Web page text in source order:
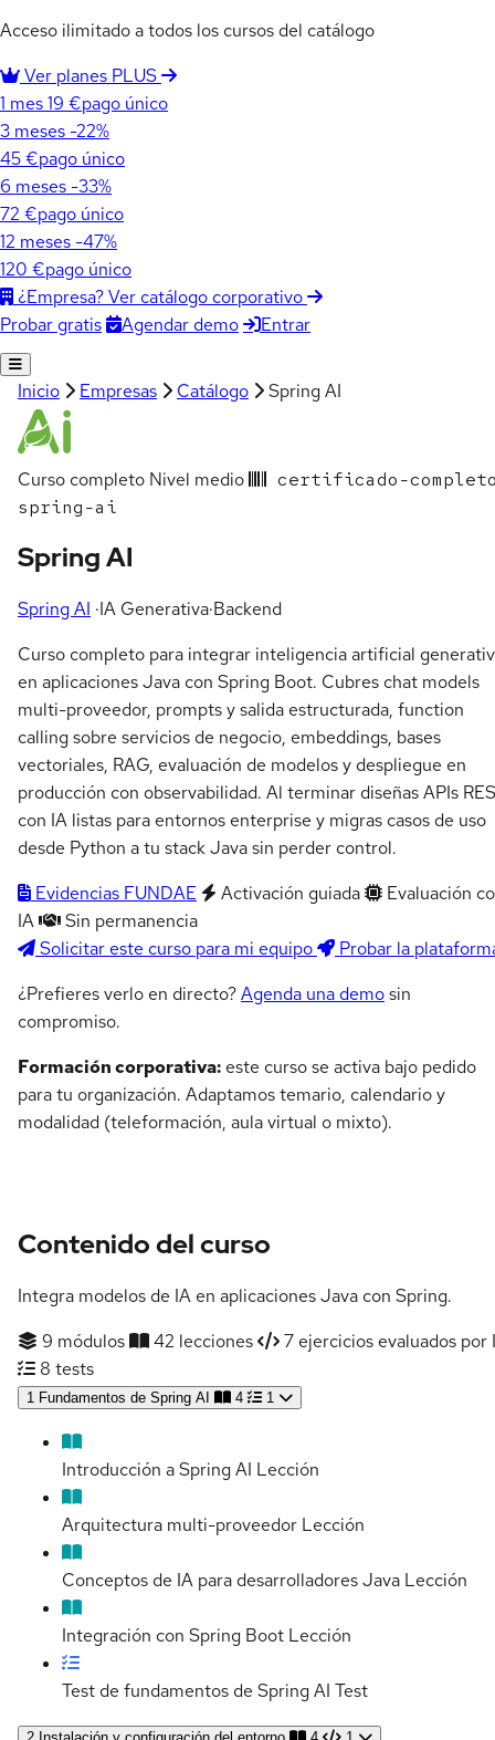
Acceso ilimitado a todos los cursos del catálogo
Ver planes PLUS
1 mes19 €pago único
3 meses -22%
45 €pago único
6 meses -33%
72 €pago único
12 meses -47%
120 €pago único
¿Empresa? Ver catálogo corporativo
Probar gratis
Agendar demo Entrar
Inicio Empresas Catálogo Spring AI
Curso completo Nivel medio
certificado-
spring-ai
Spring AI
Spring AI ·IA Generativa·Backend
Curso completo para integrar inteligencia artificial
en aplicaciones Java con Spring Boot. Cubres chat models
multi-proveedor, prompts y salida estructurada, function
calling sobre servicios de negocio, embeddings, bases
vectoriales, RAG, evaluación de modelos y despliegue en
producción con observabilidad. Al terminar diseñas APIs
con IA listas para entornos enterprise y migras casos de uso
desde Python a tu stack Java sin perder control.
Evidencias FUNDAE
Activación guiada
Evaluación
IA
Sin permanencia
Solicitar este curso para mi equipo
Probar la
¿Prefieres verlo en directo?Agenda una demosin
compromiso.
Formación corporativa: este curso se activa bajo pedido
para tu organización. Adaptamos temario, calendario y
modalidad (teleformación, aula virtual o mixto).
Contenido del curso
Integra modelos de IA en aplicaciones Java con Spring.
9 módulos
42 lecciones
7 ejercicios evaluados por
8 tests
1 Fundamentos de Spring AI 4 1
Introducción a Spring AI Lección
Arquitectura multi-proveedor Lección
Conceptos de IA para desarrolladores Java Lección
Integración con Spring Boot Lección
Test de fundamentos de Spring AI Test